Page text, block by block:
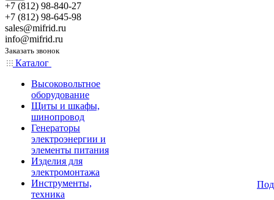
+7 (812) 98-840-27
+7 (812) 98-645-98
sales@mifrid.ru
info@mifrid.ru
Заказать звонок
Каталог
Высоковольтное
оборудование
Щиты и шкафы,
шинопровод
Генераторы
электроэнергии и
элементы питания
Изделия для
электромонтажа
Инструменты,
техника